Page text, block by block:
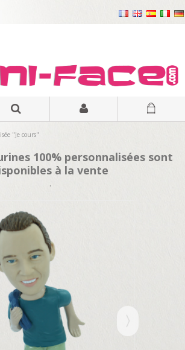
"Je cours"
100% personnalisées sont
à la vente
.